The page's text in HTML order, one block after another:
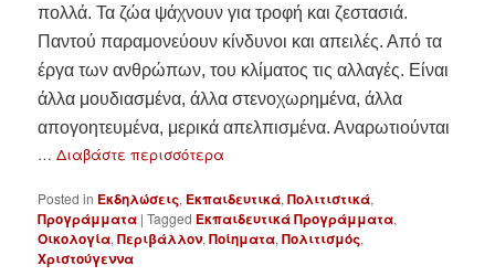
πολλά. Τα ζώα ψάχνουν για τροφή και ζεστασιά.
Παντού παραμονεύουν κίνδυνοι και απειλές. Από τα
έργα των ανθρώπων, του κλίματος τις αλλαγές. Είναι
άλλα μουδιασμένα, άλλα στενοχωρημένα, άλλα
απογοητευμένα, μερικά απελπισμένα. Αναρωτιούνται
…Διαβάστε περισσότερα
Posted in Εκδηλώσεις, Εκπαιδευτικά,Πολιτιστικά,
Προγράμματα |Tagged Εκπαιδευτικά Προγράμματα,
Οικολογία,Περιβάλλον,Ποίηματα,Πολιτισμός,
Χριστούγεννα